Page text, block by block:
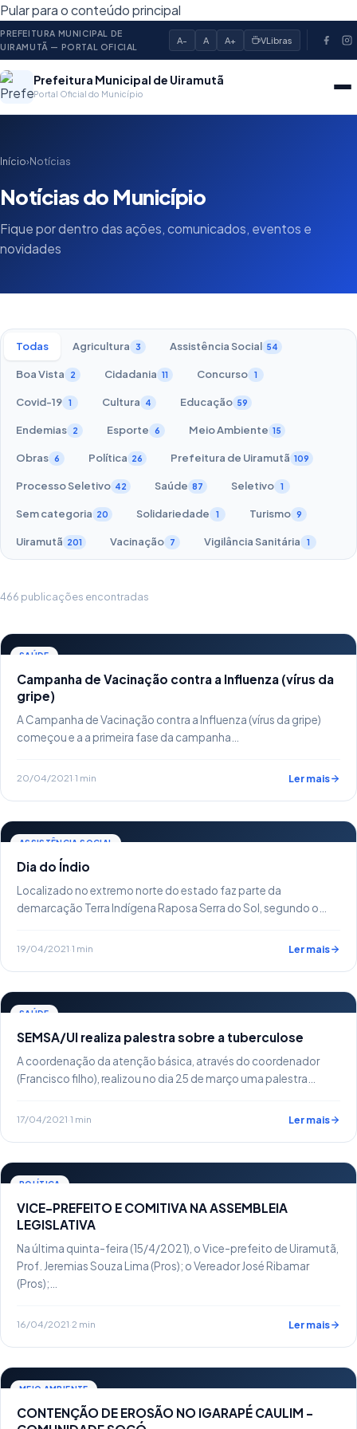
Pular para o conteúdo principal
PREFEITURA MUNICIPAL DE
UIRAMUTÃ — PORTAL OFICIAL
A- A A+ VLibras
Prefeitura Municipal de Uiramutã
Portal Oficial do Município
Início›Notícias
Notícias do Município
Fique por dentro das ações, comunicados, eventos e
novidades
Todas Agricultura 3 Assistência Social 54
Boa Vista 2 Cidadania 11 Concurso 1
Covid-19 1 Cultura 4 Educação 59
Endemias 2 Esporte 6 Meio Ambiente 15
Obras 6 Política 26 Prefeitura de Uiramutã 109
Processo Seletivo 42 Saúde 87 Seletivo 1
Sem categoria 20 Solidariedade 1 Turismo 9
Uiramutã 201 Vacinação 7 Vigilância Sanitária 1
466 publicações encontradas
SAÚDE
Campanha de Vacinação contra a Influenza (vírus da
gripe)
A Campanha de Vacinação contra a Influenza (vírus da gripe)
começou e a a primeira fase da campanha…
20/04/2021·1 min Ler mais
ASSISTÊNCIA SOCIAL
Dia do Índio
Localizado no extremo norte do estado faz parte da
demarcação Terra Indígena Raposa Serra do Sol, segundo o…
19/04/2021·1 min Ler mais
SAÚDE
SEMSA/UI realiza palestra sobre a tuberculose
A coordenação da atenção básica, através do coordenador
(Francisco filho), realizou no dia 25 de março uma palestra…
17/04/2021·1 min Ler mais
POLÍTICA
VICE-PREFEITO E COMITIVA NA ASSEMBLEIA
LEGISLATIVA
Na última quinta-feira (15/4/2021), o Vice-prefeito de Uiramutã,
Prof. Jeremias Souza Lima (Pros); o Vereador José Ribamar
(Pros);…
16/04/2021·2 min Ler mais
MEIO AMBIENTE
CONTENÇÃO DE EROSÃO NO IGARAPÉ CAULIM –